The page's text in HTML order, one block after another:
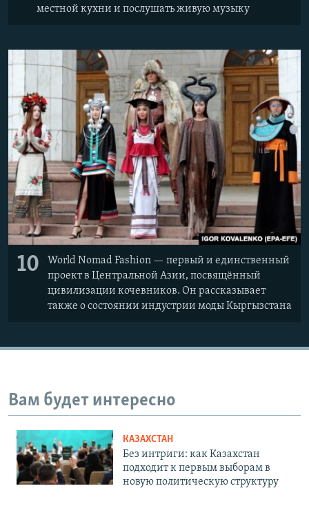
местной кухни и послушать живую музыку
10
World Nomad Fashion — первый и единственный
проект в Центральной Азии, посвящённый
цивилизации кочевников. Он рассказывает
также о состоянии индустрии моды Кыргызстана
Вам будет интересно
КАЗАХСТАН
Без интриги: как Казахстан
подходит к первым выборам в
новую политическую структуру